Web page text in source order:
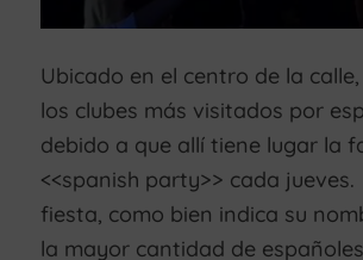
Ubicado en el centro de la
los clubes más visitados por
debido a que allí tiene lugar la
<<spanish party>> cada
fiesta, como bien indica su
la mayor cantidad de